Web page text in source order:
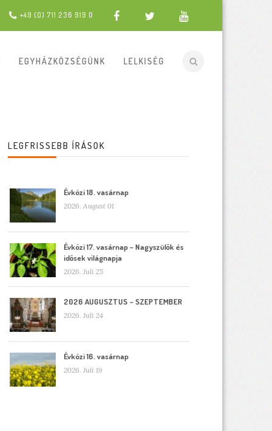
+49 (0) 711 236 919 0
EGYHÁZKÖZSÉGÜNK LELKISÉG
LEGFRISSEBB ÍRÁSOK
Évközi 18. vasárnap
2026. August 01
Évközi 17. vasárnap – Nagyszülők és
idősek világnapja
2026. Juli 25
2026 AUGUSZTUS – SZEPTEMBER
2026. Juli 24
Évközi 16. vasárnap
2026. Juli 19